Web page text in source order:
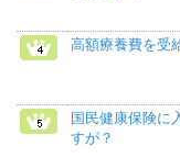
高額療養費を受
国民健康保険に
すが？